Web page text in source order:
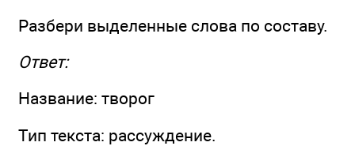
Разбери выделенные слова по составу.
Ответ:
Название: творог
Тип текста: рассуждение.